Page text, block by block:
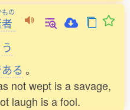
の
う
る 。
not wept is a savage,
laugh is a fool.